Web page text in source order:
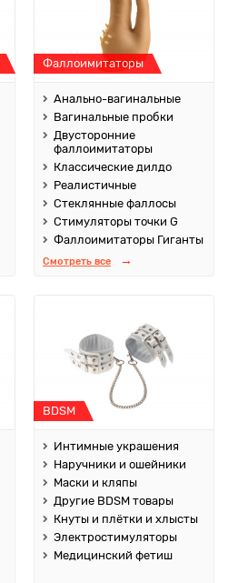
Фаллоимитаторы
Анально-вагинальные
Вагинальные пробки
Двусторонние
фаллоимитаторы
Классические дилдо
Реалистичные
Стеклянные фаллосы
Стимуляторы точки G
Фаллоимитаторы Гиганты
Смотреть все
BDSM
Интимные украшения
Наручники и ошейники
Маски и кляпы
Другие BDSM товары
Кнуты и плётки и хлысты
Электростимуляторы
Медицинский фетиш